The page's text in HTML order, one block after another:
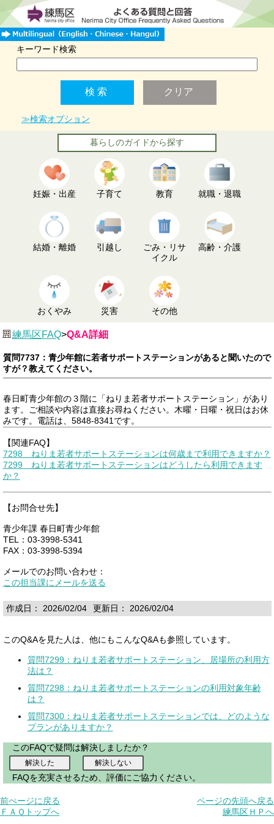
キーワード検索
≫検索オプション
暮らしのガイドから探す
妊娠・出産 子育て 教育 就職・退職
結婚・離婚 引越し
ごみ・リサ
イクル
高齢・介護
おくやみ 災害 その他
練馬区FAQ>Q&A詳細
質問7737：青少年館に若者サポートステーションがあると聞いたので
すが？教えてください。
春日町青少年館の３階に「ねりま若者サポートステーション」があり
ます。ご相談や内容は直接お尋ねください。木曜・日曜・祝日はお休
みです。電話は、5848-8341です。
【関連FAQ】
7298 ねりま若者サポートステーションは何歳まで利用できますか？
7299 ねりま若者サポートステーションはどうしたら利用できます
か？
【お問合せ先】
青少年課 春日町青少年館
TEL：03-3998-5341
FAX：03-3998-5394
メールでのお問い合わせ：
この担当課にメールを送る
作成日： 2026/02/04 更新日： 2026/02/04
このQ&Aを見た人は、他にもこんなQ&Aも参照しています。
質問7299：ねりま若者サポートステーション、居場所の利用方
法は？
質問7298：ねりま若者サポートステーションの利用対象年齢
は？
質問7300：ねりま若者サポートステーションでは、どのような
プランがありますか？
このFAQで疑問は解決しましたか？
FAQを充実させるため、評価にご協力ください。
前ぺージに戻る
ページの先頭へ戻る
ＦＡＱトップへ
練馬区ＨＰへ